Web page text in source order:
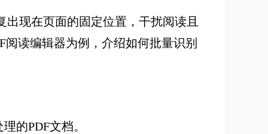
现在页面的固定位置，干扰阅读且
读编辑器为例，介绍如何批量识别
的PDF文档。